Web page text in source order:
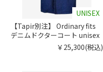
UNISEX
【Tapir別注】 Ordinary fits
デニムドクターコート unisex
￥25,300(税込)